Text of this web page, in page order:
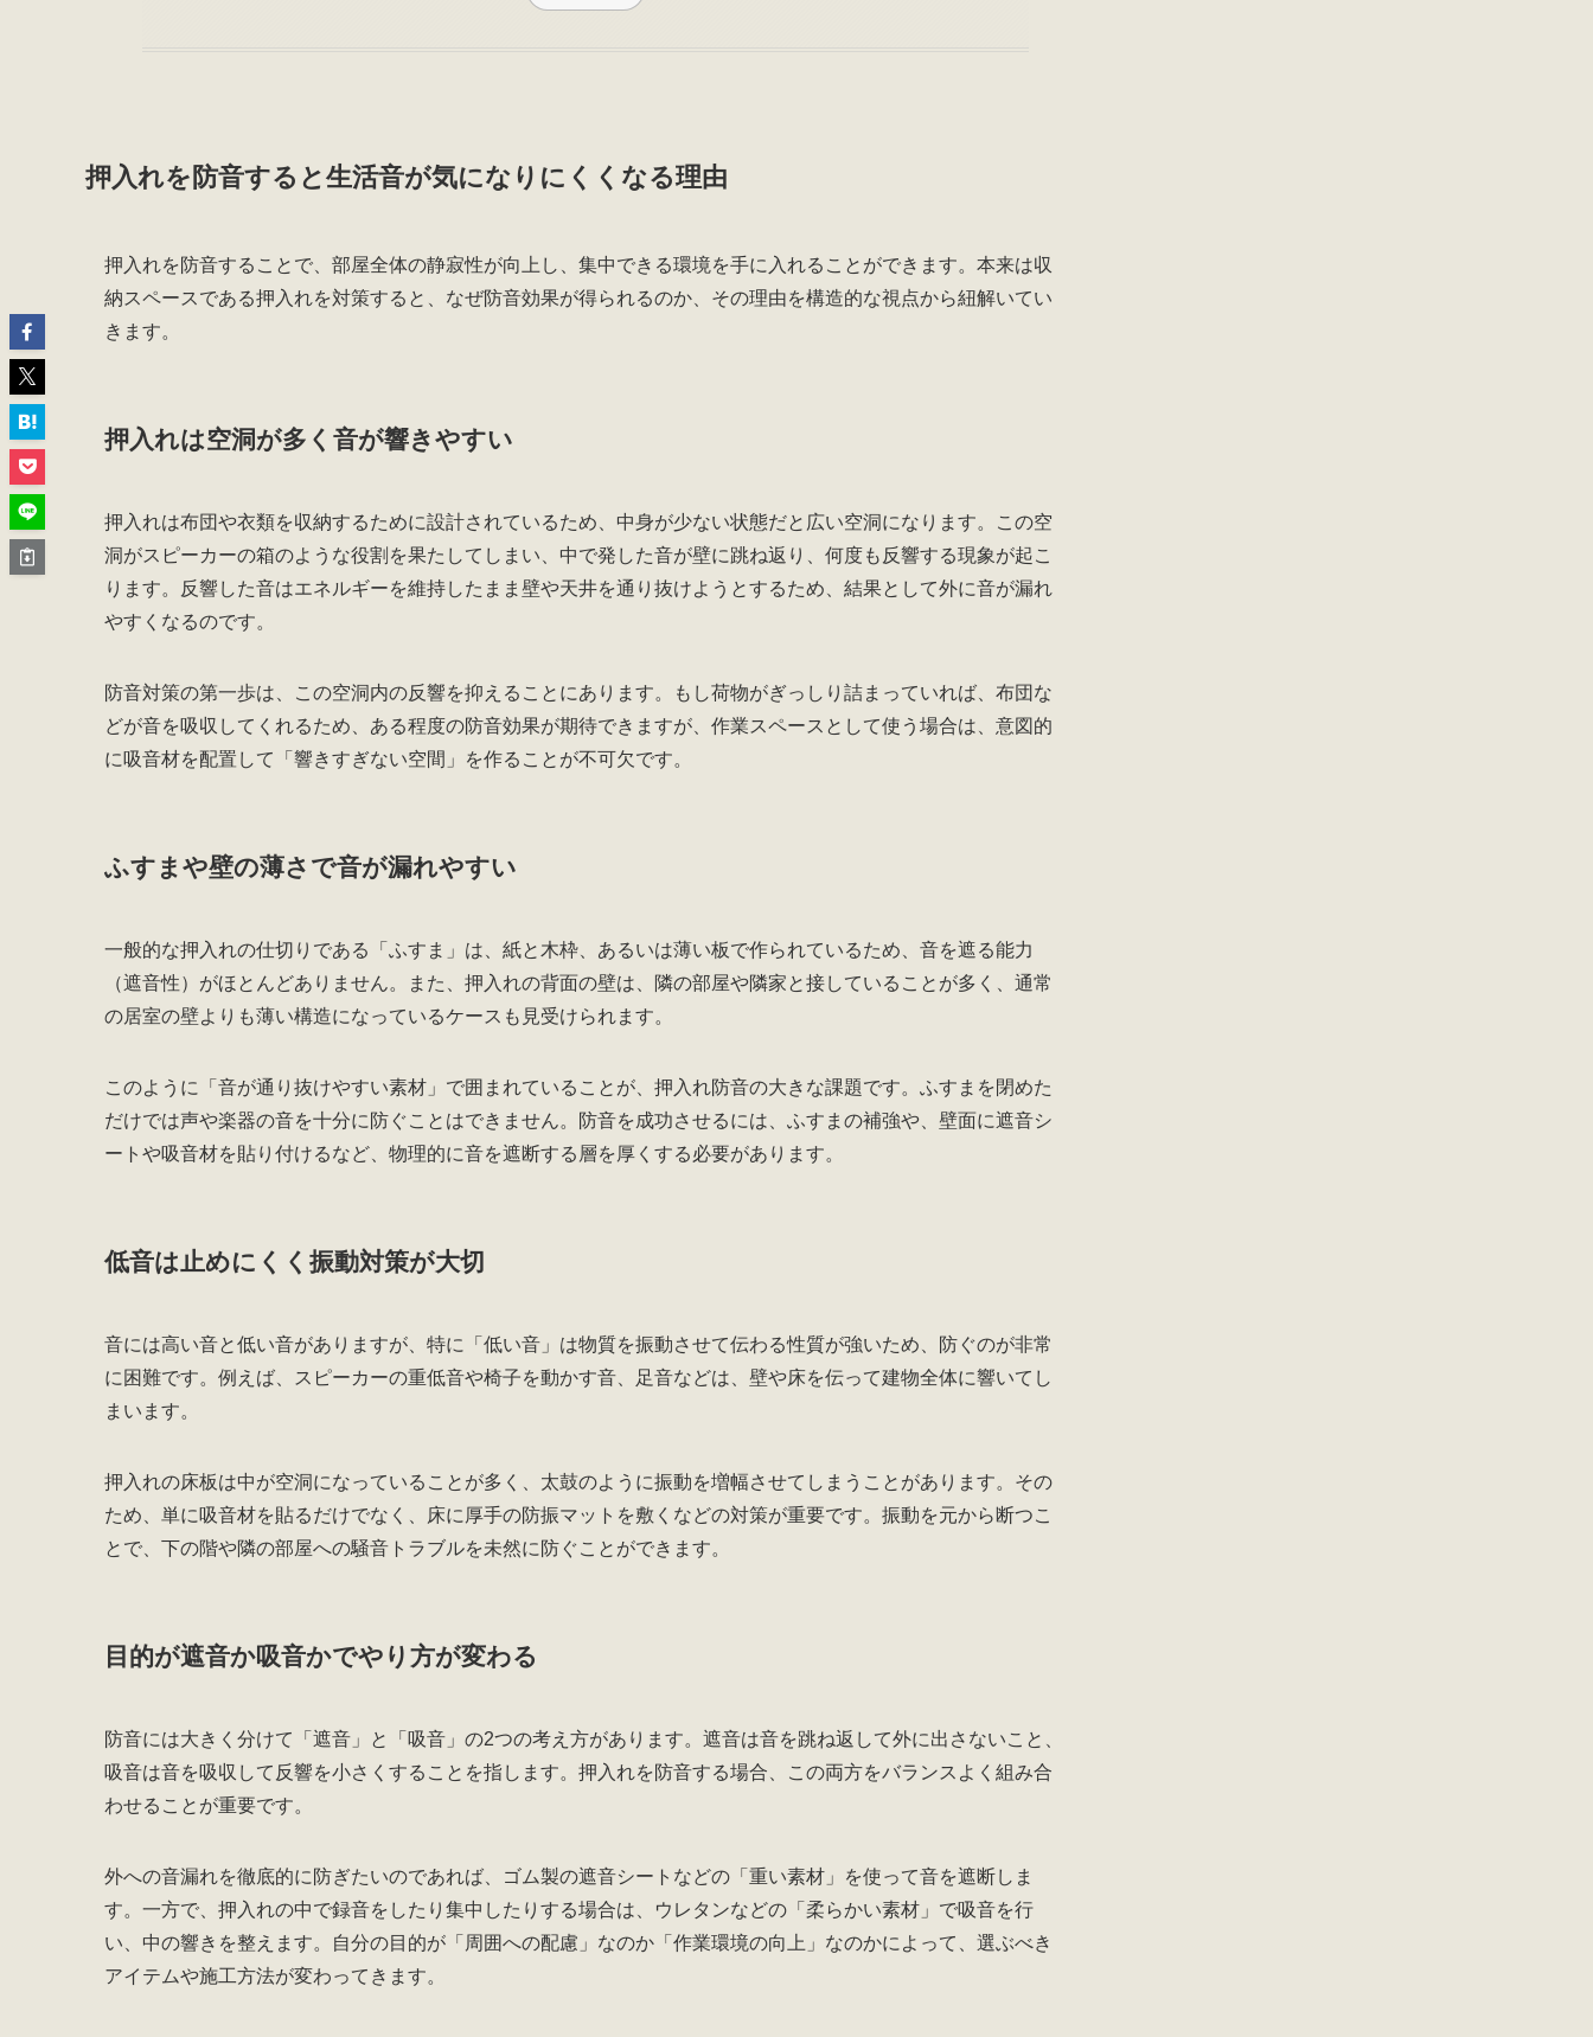
押入れを防音すると生活音が気になりにくくなる理由
押入れを防音することで、部屋全体の静寂性が向上し、集中できる環境を手に入れることができます。本来は収
納スペースである押入れを対策すると、なぜ防音効果が得られるのか、その理由を構造的な視点から紐解いてい
きます。
押入れは空洞が多く音が響きやすい
押入れは布団や衣類を収納するために設計されているため、中身が少ない状態だと広い空洞になります。この空
洞がスピーカーの箱のような役割を果たしてしまい、中で発した音が壁に跳ね返り、何度も反響する現象が起こ
ります。反響した音はエネルギーを維持したまま壁や天井を通り抜けようとするため、結果として外に音が漏れ
やすくなるのです。
防音対策の第一歩は、この空洞内の反響を抑えることにあります。もし荷物がぎっしり詰まっていれば、布団な
どが音を吸収してくれるため、ある程度の防音効果が期待できますが、作業スペースとして使う場合は、意図的
に吸音材を配置して「響きすぎない空間」を作ることが不可欠です。
ふすまや壁の薄さで音が漏れやすい
一般的な押入れの仕切りである「ふすま」は、紙と木枠、あるいは薄い板で作られているため、音を遮る能力
（遮音性）がほとんどありません。また、押入れの背面の壁は、隣の部屋や隣家と接していることが多く、通常
の居室の壁よりも薄い構造になっているケースも見受けられます。
このように「音が通り抜けやすい素材」で囲まれていることが、押入れ防音の大きな課題です。ふすまを閉めた
だけでは声や楽器の音を十分に防ぐことはできません。防音を成功させるには、ふすまの補強や、壁面に遮音シ
ートや吸音材を貼り付けるなど、物理的に音を遮断する層を厚くする必要があります。
低音は止めにくく振動対策が大切
音には高い音と低い音がありますが、特に「低い音」は物質を振動させて伝わる性質が強いため、防ぐのが非常
に困難です。例えば、スピーカーの重低音や椅子を動かす音、足音などは、壁や床を伝って建物全体に響いてし
まいます。
押入れの床板は中が空洞になっていることが多く、太鼓のように振動を増幅させてしまうことがあります。その
ため、単に吸音材を貼るだけでなく、床に厚手の防振マットを敷くなどの対策が重要です。振動を元から断つこ
とで、下の階や隣の部屋への騒音トラブルを未然に防ぐことができます。
目的が遮音か吸音かでやり方が変わる
防音には大きく分けて「遮音」と「吸音」の2つの考え方があります。遮音は音を跳ね返して外に出さないこと、
吸音は音を吸収して反響を小さくすることを指します。押入れを防音する場合、この両方をバランスよく組み合
わせることが重要です。
外への音漏れを徹底的に防ぎたいのであれば、ゴム製の遮音シートなどの「重い素材」を使って音を遮断しま
す。一方で、押入れの中で録音をしたり集中したりする場合は、ウレタンなどの「柔らかい素材」で吸音を行
い、中の響きを整えます。自分の目的が「周囲への配慮」なのか「作業環境の向上」なのかによって、選ぶべき
アイテムや施工方法が変わってきます。